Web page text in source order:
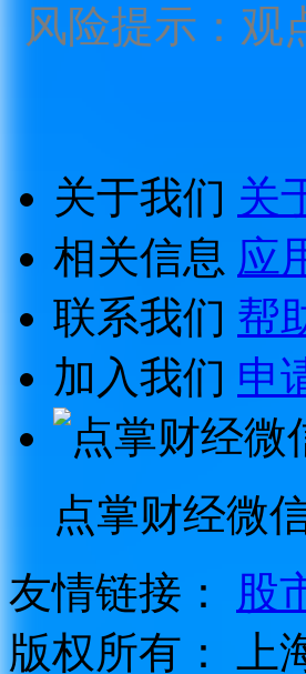
风险提示：观
关于我们 关
相关信息 应
联系我们 帮
加入我们 申
点掌财经微
友情链接：
股
版权所有：